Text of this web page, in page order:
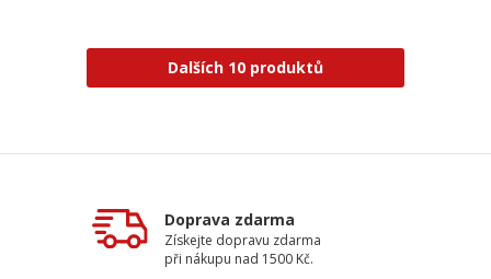
Dalších 10 produktů
Doprava zdarma
Získejte dopravu zdarma
při nákupu nad 1500 Kč.